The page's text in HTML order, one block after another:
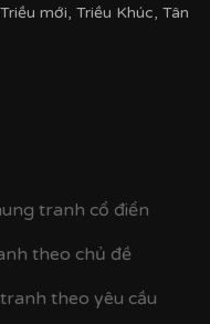
mới, Triều Khúc, Tân
tranh cổ điển
theo chủ đề
theo yêu cầu